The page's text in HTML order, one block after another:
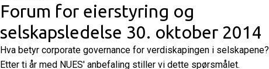
Forum for eierstyring og
selskapsledelse 30. oktober 2014
Hva betyr corporate governance for verdiskapingen i selskapene?
Etter ti år med NUES' anbefaling stiller vi dette spørsmålet.